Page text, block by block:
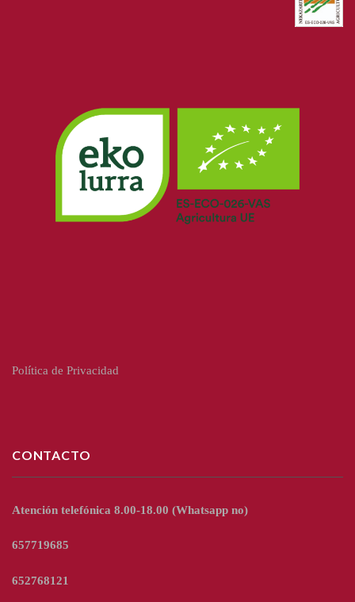
Política de Privacidad
CONTACTO
Atención telefónica 8.00-18.00 (Whatsapp no)
657719685
652768121